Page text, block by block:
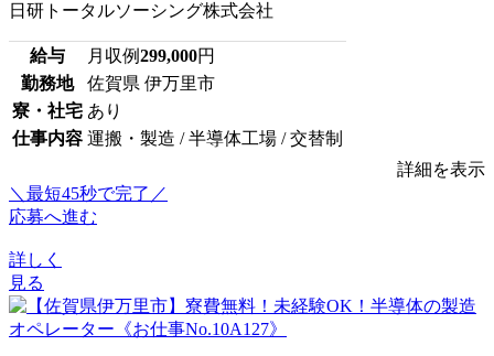
日研トータルソーシング株式会社
給与 月収例299,000円
勤務地
佐賀県 伊万里市
寮・社宅 あり
仕事内容 運搬・製造 / 半導体工場 / 交替制
詳細を表示
＼最短45秒で完了／
応募へ進む
詳しく
見る